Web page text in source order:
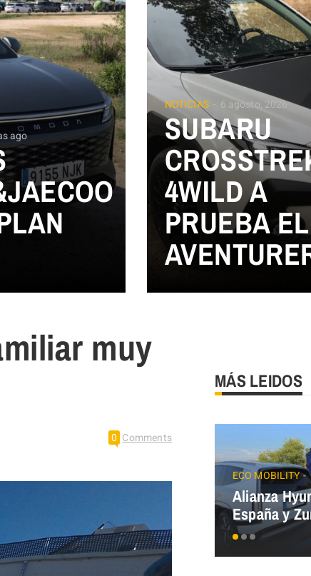
ago
NOTICIAS 6 agosto, 2026
SUBARU
4WILD A
PRUEBA
muy
0 Comments
MÁS LEIDOS
ECO MOBILITY
Alianza
España y